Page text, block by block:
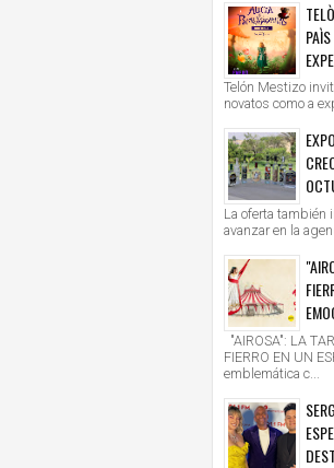
Telón Mestizo
novatos como a
La oferta también
avanzar en la
"AIROSA": LA
FIERRO EN UN
emblemática c...